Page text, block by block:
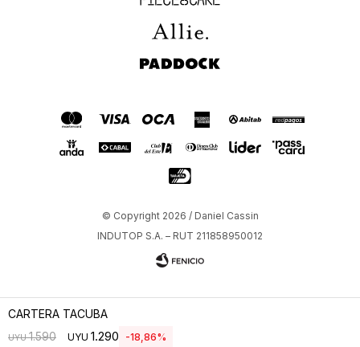
CARTERA TACUBA
UYU 1.590 UYU 1.290 18 86
Allie
Paddock
© Copyright 2026 / Daniel Cassin
INDUTOP S.A. – RUT 211858950012